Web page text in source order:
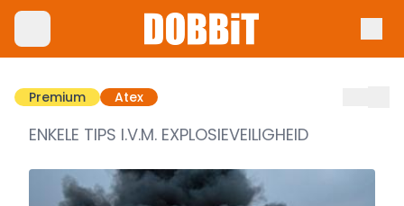
Premium Atex
ENKELE TIPS I.V.M. EXPLOSIEVEILIGHEID